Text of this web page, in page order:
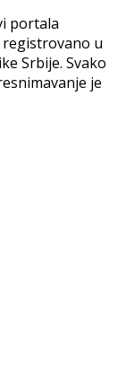
portala
u
Srbije. Svako
je